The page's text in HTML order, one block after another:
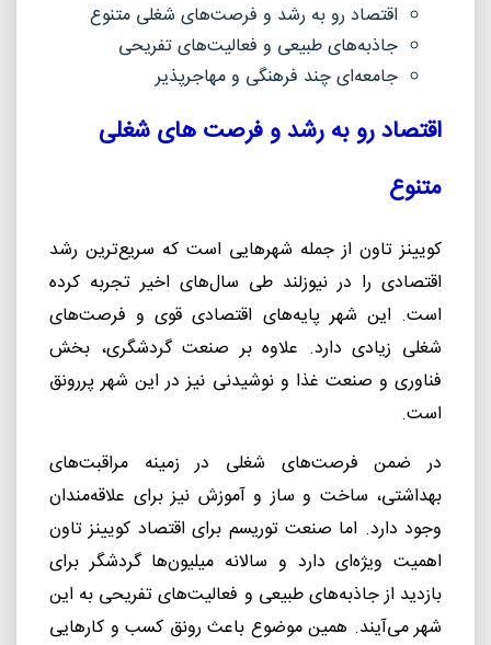
اقتصاد رو به رشد و فرصت‌های شغلی متنوع
جاذبه‌های طبیعی و فعالیت‌های تفریحی
جامعه‌ای چند فرهنگی و مهاجرپذیر
اقتصاد رو به رشد و فرصت های شغلی
متنوع
کویینز تاون از جمله شهرهایی است که سریع‌ترین رشد
اقتصادی را در نیوزلند طی سال‌های اخیر تجربه کرده
است. این شهر پایه‌های اقتصادی قوی و فرصت‌های
شغلی زیادی دارد. علاوه بر صنعت گردشگری، بخش
فناوری و صنعت غذا و نوشیدنی نیز در این شهر پررونق
است.
در ضمن فرصت‌های شغلی در زمینه مراقبت‌های
بهداشتی، ساخت و ساز و آموزش نیز برای علاقه‌مندان
وجود دارد. اما صنعت توریسم برای اقتصاد کویینز تاون
اهمیت ویژه‌ای دارد و سالانه میلیون‌ها گردشگر برای
بازدید از جاذبه‌های طبیعی و فعالیت‌های تفریحی به این
شهر می‌آیند. همین موضوع باعث رونق کسب و کارهایی